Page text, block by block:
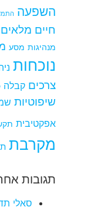
השפעה
חיים מלאים
מנהיגות מסע
נוכחות
צרכים קבלה
שיפוטיות
אפקטיבית
מקרבת
תגובות
סאלי